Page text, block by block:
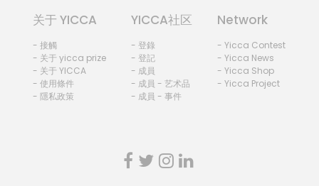
关于 YICCA
- 接觸
- 关于 yicca prize
- 关于 YICCA
- 使用條件
- 隱私政策
YICCA社区
- 登錄
- 登記
- 成員
- 成員 - 艺术品
- 成員 - 事件
Network
- Yicca Contest
- Yicca News
- Yicca Shop
- Yicca Project